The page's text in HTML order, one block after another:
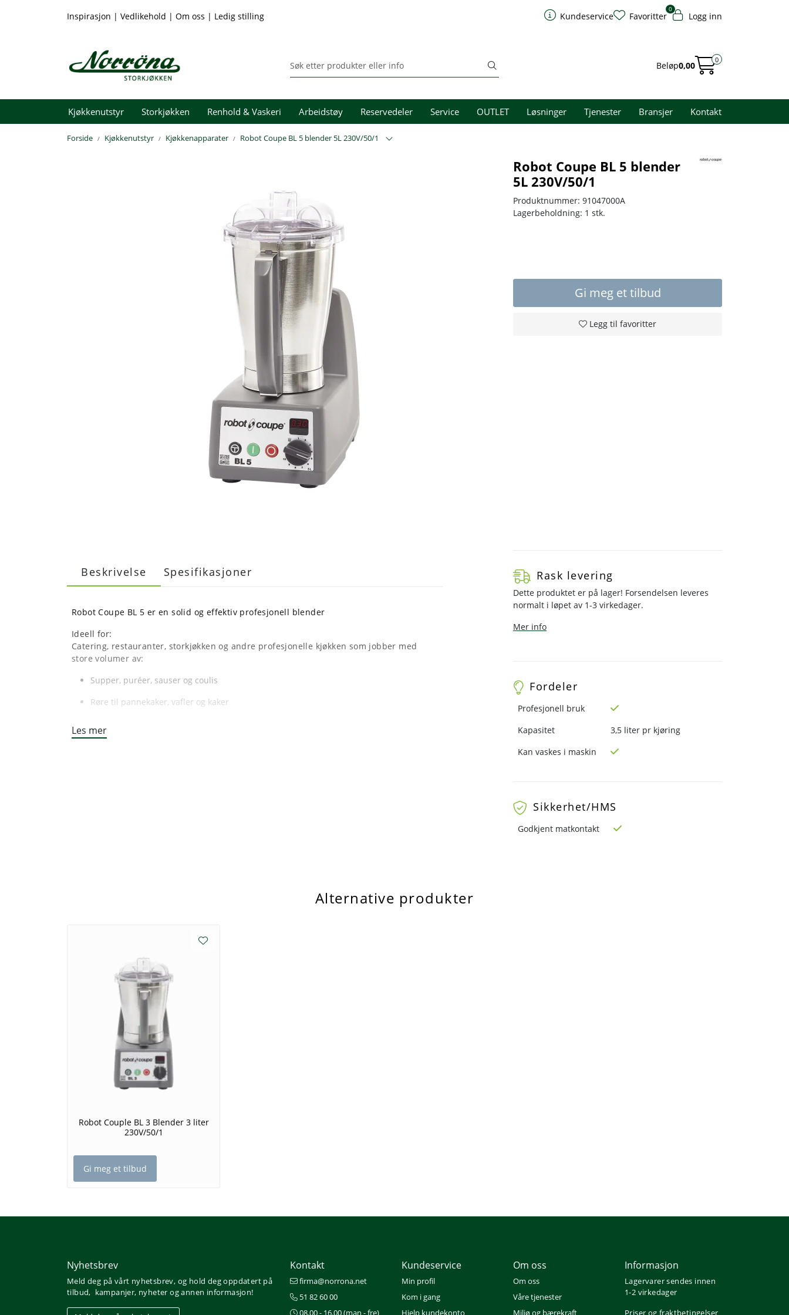
Inspirasjon | Vedlikehold | Om oss | Ledig stilling Kundeservice
0
Favoritter Logg inn
Beløp0,00
0
Kjøkkenutstyr Storkjøkken Renhold & Vaskeri Arbeidstøy Reservedeler Service OUTLET Løsninger Tjenester Bransjer Kontakt
Forside Kjøkkenutstyr Kjøkkenapparater Robot Coupe BL 5 blender 5L 230V/50/1
Robot Coupe BL 5 blender
5L 230V/50/1
Produktnummer: 91047000A
Lagerbeholdning: 1 stk.
Gi meg et tilbud
Legg til favoritter
Beskrivelse Spesifikasjoner
Robot Coupe BL 5 er en solid og effektiv profesjonell blender
Ideell for:
Catering, restauranter, storkjøkken og andre profesjonelle kjøkken som jobber med
store volumer av:
Supper, puréer, sauser og coulis
Røre til pannekaker, vafler og kaker
Les mer
Rask levering
Dette produktet er på lager! Forsendelsen leveres
normalt i løpet av 1-3 virkedager.
Mer info
Fordeler
Profesjonell bruk
Kapasitet
3,5 liter pr kjøring
Kan vaskes i maskin
Sikkerhet/HMS
Godkjent matkontakt
Alternative produkter
Robot Couple BL 3 Blender 3 liter
230V/50/1
Gi meg et tilbud
Nyhetsbrev
Meld deg på vårt nyhetsbrev, og hold deg oppdatert på
tilbud, kampanjer, nyheter og annen informasjon!
Kontakt
firma@norrona.net
51 82 60 00
08.00 - 16.00 (man - fre)
Kundeservice
Min profil
Kom i gang
Hjelp kundekonto
Om oss
Om oss
Våre tjenester
Miljø og bærekraft
Informasjon
Lagervarer sendes innen
1-2 virkedager
Priser og fraktbetingelser